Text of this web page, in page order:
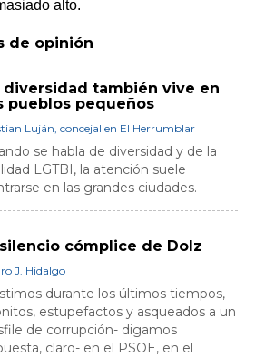
alto.
de opinión
diversidad también vive en
pueblos pequeños
Luján, concejal en El Herrumblar
se habla de diversidad y de la
LGTBI, la atención suele
en las grandes ciudades.
cómplice de Dolz
J. Hidalgo
durante los últimos tiempos,
estupefactos y asqueados a un
de corrupción- digamos
claro- en el PSOE, en el